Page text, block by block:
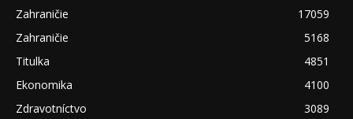
Zahraničie
17059
Zahraničie
5168
Titulka
4851
Ekonomika
4100
Zdravotníctvo
3089